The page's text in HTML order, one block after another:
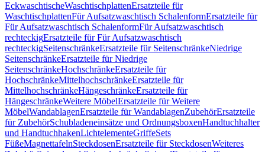
EckwaschtischeWaschtischplattenErsatzteile für
WaschtischplattenFür Aufsatzwaschtisch SchalenformErsatzteile für
Für Aufsatzwaschtisch SchalenformFür Aufsatzwaschtisch
rechteckigErsatzteile für Für Aufsatzwaschtisch
rechteckigSeitenschränkeErsatzteile für SeitenschränkeNiedrige
SeitenschränkeErsatzteile für Niedrige
SeitenschränkeHochschränkeErsatzteile für
HochschränkeMittelhochschränkeErsatzteile für
MittelhochschränkeHängeschränkeErsatzteile für
HängeschränkeWeitere MöbelErsatzteile für Weitere
MöbelWandablagenErsatzteile für WandablagenZubehörErsatzteile
für ZubehörSchubladeneinsätze und OrdnungsboxenHandtuchhalter
und HandtuchhakenLichtelementeGriffeSets
FüßeMagnettafelnSteckdosenErsatzteile für SteckdosenWeiteres